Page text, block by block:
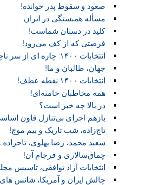
صعود و سقوط پدر خوانده!‏
مسأله همبستگی در ایران
کلید در دستان شماست!‏
فرصتی که از کف می‌رود!
انتخابات ۱۴۰۰: چاره ای از سر ناچاری!
جهان، طالبان و ما!
انتخابات ۱۴۰۰ نقطه عطف!‏
همه مخاطبان خامنه‌ای!
در بالا چه خبر است؟‎ ‎
بازهم اجرای بی‌تنازل قاون
تاج‌زاده، شب تاریک و بیم موج!
سعید محمد، رضا پهلوی،
چماق‌سالاری و فرجام آن!‏
انتخابات آزاد توافقی، تاسیس
چالش ایران و آمریکا، شانس های